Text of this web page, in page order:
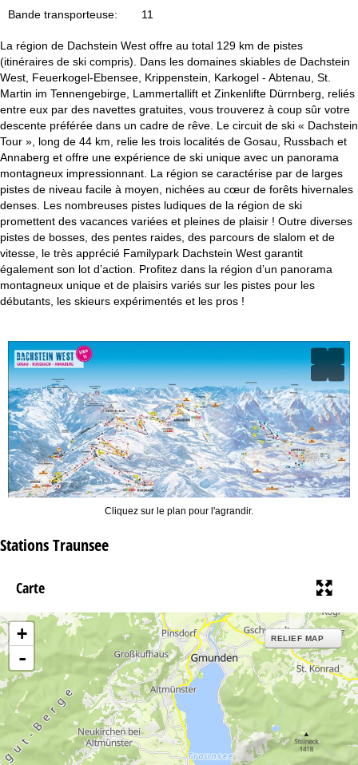
i
l
Bande transporteuse: 11
La région de Dachstein West offre au total 129 km de pistes
(itinéraires de ski compris). Dans les domaines skiables de Dachstein
West, Feuerkogel-Ebensee, Krippenstein, Karkogel - Abtenau, St.
Martin im Tennengebirge, Lammertallift et Zinkenlifte Dürrnberg, reliés
entre eux par des navettes gratuites, vous trouverez à coup sûr votre
descente préférée dans un cadre de rêve. Le circuit de ski « Dachstein
Tour », long de 44 km, relie les trois localités de Gosau, Russbach et
Annaberg et offre une expérience de ski unique avec un panorama
montagneux impressionnant. La région se caractérise par de larges
pistes de niveau facile à moyen, nichées au cœur de forêts hivernales
denses. Les nombreuses pistes ludiques de la région de ski
promettent des vacances variées et pleines de plaisir ! Outre diverses
pistes de bosses, des pentes raides, des parcours de slalom et de
vitesse, le très apprécié Familypark Dachstein West garantit
également son lot d’action. Profitez dans la région d’un panorama
montagneux unique et de plaisirs variés sur les pistes pour les
débutants, les skieurs expérimentés et les pros !
Cliquez sur le plan pour l'agrandir.
Stations Traunsee
Carte
+
-
RELIEF MAP